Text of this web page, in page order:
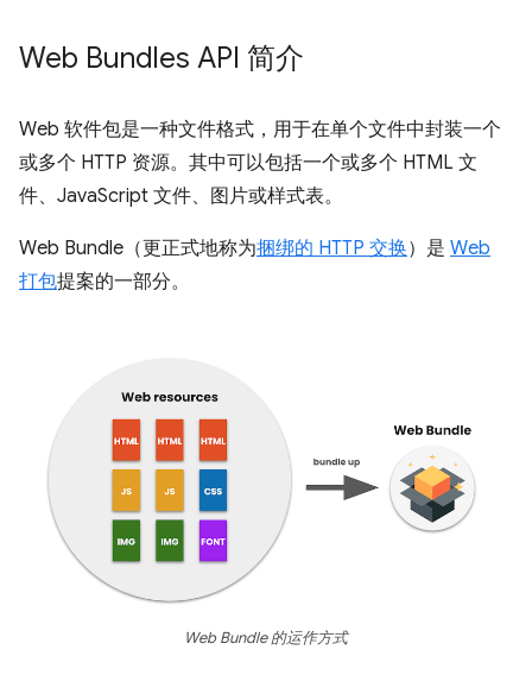
Web Bundles API 简介
Web 软件包是一种文件格式，用于在单个文件中封装一个
或多个 HTTP 资源。其中可以包括一个或多个 HTML 文
件、JavaScript 文件、图片或样式表。
Web Bundle（更正式地称为捆绑的 HTTP 交换）是 Web
打包提案的一部分。
Web Bundle 的运作方式